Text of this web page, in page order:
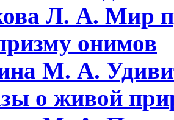
Л. А. Мир
онимов
М. А.
о живой